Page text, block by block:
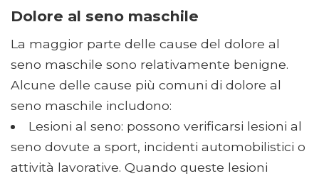
Dolore al seno maschile
La maggior parte delle cause del dolore al
seno maschile sono relativamente benigne.
Alcune delle cause più comuni di dolore al
seno maschile includono:
Lesioni al seno: possono verificarsi lesioni al
seno dovute a sport, incidenti automobilistici o
attività lavorative. Quando queste lesioni